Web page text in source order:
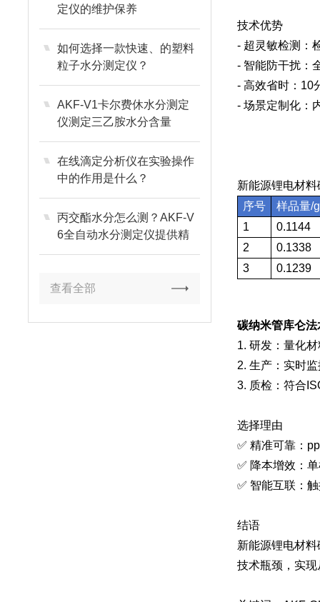
定仪的维护保养
如何选择一款快速、的塑料
粒子水分测定仪？
AKF-V1卡尔费休水分测定
仪测定三乙胺水分含量
在线滴定分析仪在实验操作
中的作用是什么？
丙交酯水分怎么测？AKF-V
6全自动水分测定仪提供精
准解决方案
查看全部
技术优势
- 超灵敏检测：
- 智能防干扰：
- 高效省时：10
- 场景定制化：
新能源锂电材
序号
样品量/g
1
0.1144
2
0.1338
3
0.1239
碳纳米管库仑
1. 研发：量化
2. 生产：实时
3. 质检：符合
选择理由
✅ 精准可靠：
✅ 降本增效：
✅ 智能互联：
结语
新能源锂电材
技术瓶颈，实